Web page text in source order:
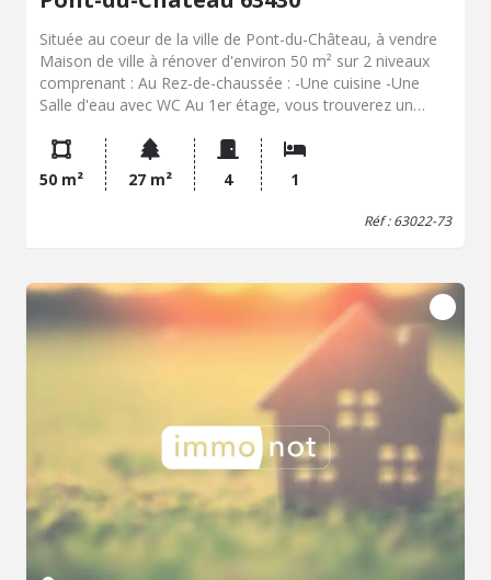
Située au coeur de la ville de Pont-du-Château, à vendre
Maison de ville à rénover d'environ 50 m² sur 2 niveaux
comprenant : Au Rez-de-chaussée : -Une cuisine -Une
Salle d'eau avec WC Au 1er étage, vous trouverez un
-Une chambre avec placard intégré. Points clés : -Maison
à rénover (réaménagement des espaces, électricité,
peintures, sols) -Toiture d'origine en fibrociment -
Huisserie : Double vitrage Bois -Chauffage : radiateurs
intéressante pour les primo-accédants ou investisseurs.
PRIX : 40 000 € Honoraires de négociation inclus.
50 m² 27 m² 4 1
Réf : 63022-73